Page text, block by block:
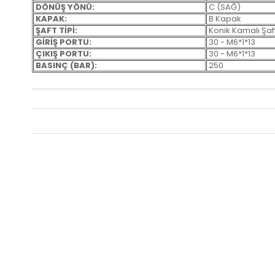
DÖNÜŞ YÖNÜ:
C (SAĞ)
KAPAK:
B Kapak
ŞAFT TİPİ:
Konik Kamalı
GİRİŞ PORTU:
30 - M6*1*13
ÇIKIŞ PORTU:
30 - M6*1*13
BASINÇ (BAR):
250